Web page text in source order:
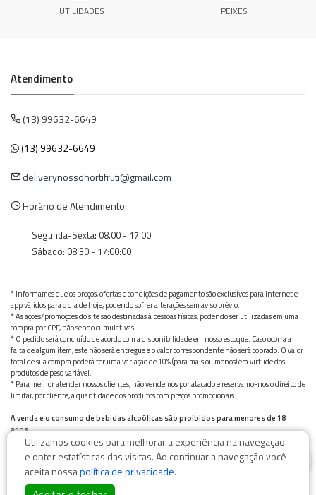
UTILIDADES PEIXES
Atendimento
(13) 99632-6649
(13) 99632-6649
deliverynossohortifruti@gmail.com
Horário de Atendimento:
Segunda-Sexta: 08.00 - 17.00
Sábado: 08.30 - 17:00:00
* Informamos que os preços, ofertas e condições de pagamento são exclusivos para internet e
app válidos para o dia de hoje, podendo sofrer alterações sem aviso prévio.
* As ações/promoções do site são destinadas à pessoas físicas, podendo ser utilizadas em uma
compra por CPF, não sendo cumulativas.
* O pedido será concluído de acordo com a disponibilidade em nosso estoque. Caso ocorra a
falta de algum item, este não será entregue e o valor correspondente não será cobrado. O valor
total de sua compra poderá ter uma variação de 10% (para mais ou menos) em virtude dos
produtos de peso variável.
* Para melhor atender nossos clientes, não vendemos por atacado e reservamo-nos o direito de
limitar, por cliente, a quantidade dos produtos com preços promocionais.
A venda e o consumo de bebidas alcoólicas são proibidos para menores de 18
anos.
Bebida alcoólica pode causar dependência química e, em excesso, provoca graves males à saúde.
Beba com moderação
Utilizamos cookies para melhorar a experiência na navegação
e obter estatísticas das visitas. Ao continuar a navegação você
aceita nossapolítica de privacidade.